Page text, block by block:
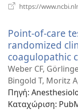
https://
Point-of-care
randomized
coagulopathic
Weber CF,
Bingold T, Moritz
Πηγή‎:
Καταχώριση‎: